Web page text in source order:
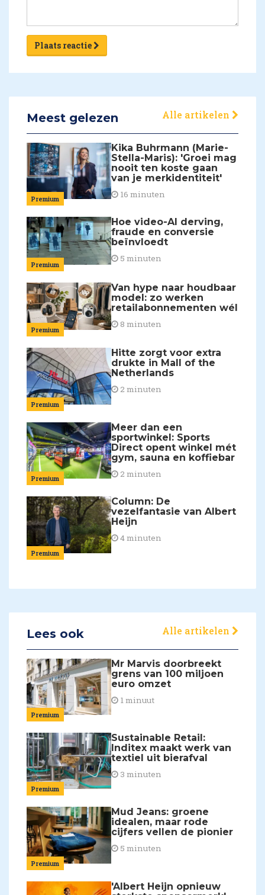
Plaats reactie
Meest gelezen Alle artikelen
Premium
Kika Buhrmann (Marie-
Stella-Maris): 'Groei mag
nooit ten koste gaan
van je merkidentiteit'
16 minuten
Premium
Hoe video-AI derving,
fraude en conversie
beïnvloedt
5 minuten
Premium
Van hype naar houdbaar
model: zo werken
retailabonnementen wél
8 minuten
Premium
Hitte zorgt voor extra
drukte in Mall of the
Netherlands
2 minuten
Premium
Meer dan een
sportwinkel: Sports
Direct opent winkel mét
gym, sauna en koffiebar
2 minuten
Premium
Column: De
vezelfantasie van Albert
Heijn
4 minuten
Lees ook Alle artikelen
Premium
Mr Marvis doorbreekt
grens van 100 miljoen
euro omzet
1 minuut
Premium
Sustainable Retail:
Inditex maakt werk van
textiel uit bierafval
3 minuten
Premium
Mud Jeans: groene
idealen, maar rode
cijfers vellen de pionier
5 minuten
'Albert Heijn opnieuw